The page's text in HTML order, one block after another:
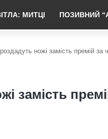
МИТЦІ ПОЗИВНИЙ
ножі замість премій за
замість